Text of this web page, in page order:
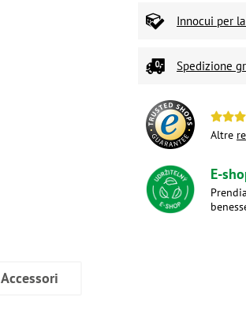
Innocui per
Spedizione
Altre
E-
Accessori